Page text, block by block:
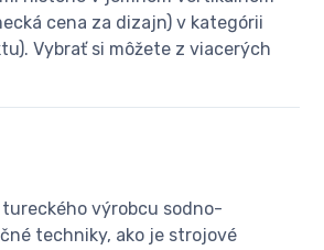
cena za dizajn) v kategórii
Vybrať si môžete z viacerých
výrobcu sodno-
techniky, ako je strojové